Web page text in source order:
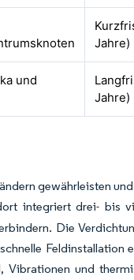
Jahre)
und
Jahre)
gewährleisten
integriert drei- bis
Die
Feldinstallation
Vibrationen und